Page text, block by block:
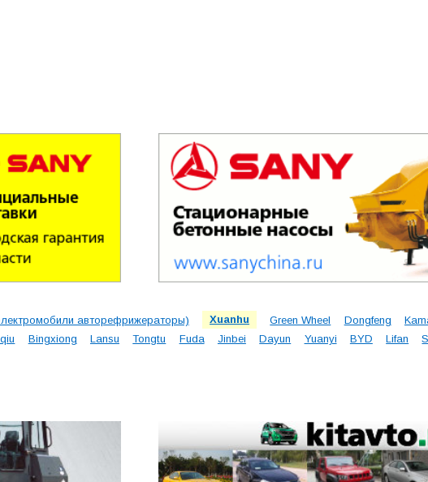
авторефрижераторы) Xuanhu Green Wheel Dongfeng
Bingxiong Lansu Tongtu Fuda Jinbei Dayun Yuanyi BYD Lifan